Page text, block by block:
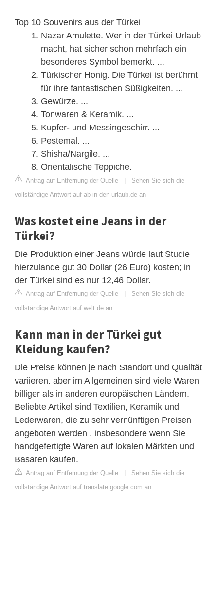
Top 10 Souvenirs aus der Türkei
Nazar Amulette. Wer in der Türkei Urlaub
macht, hat sicher schon mehrfach ein
besonderes Symbol bemerkt. ...
Türkischer Honig. Die Türkei ist berühmt
für ihre fantastischen Süßigkeiten. ...
Gewürze. ...
Tonwaren & Keramik. ...
Kupfer- und Messingeschirr. ...
Pestemal. ...
Shisha/Nargile. ...
Orientalische Teppiche.
Antrag auf Entfernung der Quelle | Sehen Sie sich die
vollständige Antwort auf ab-in-den-urlaub.de an
Was kostet eine Jeans in der
Türkei?
Die Produktion einer Jeans würde laut Studie
hierzulande gut 30 Dollar (26 Euro) kosten; in
der Türkei sind es nur 12,46 Dollar.
Antrag auf Entfernung der Quelle | Sehen Sie sich die
vollständige Antwort auf welt.de an
Kann man in der Türkei gut
Kleidung kaufen?
Die Preise können je nach Standort und Qualität
variieren, aber im Allgemeinen sind viele Waren
billiger als in anderen europäischen Ländern.
Beliebte Artikel sind Textilien, Keramik und
Lederwaren, die zu sehr vernünftigen Preisen
angeboten werden , insbesondere wenn Sie
handgefertigte Waren auf lokalen Märkten und
Basaren kaufen.
Antrag auf Entfernung der Quelle | Sehen Sie sich die
vollständige Antwort auf translate.google.com an